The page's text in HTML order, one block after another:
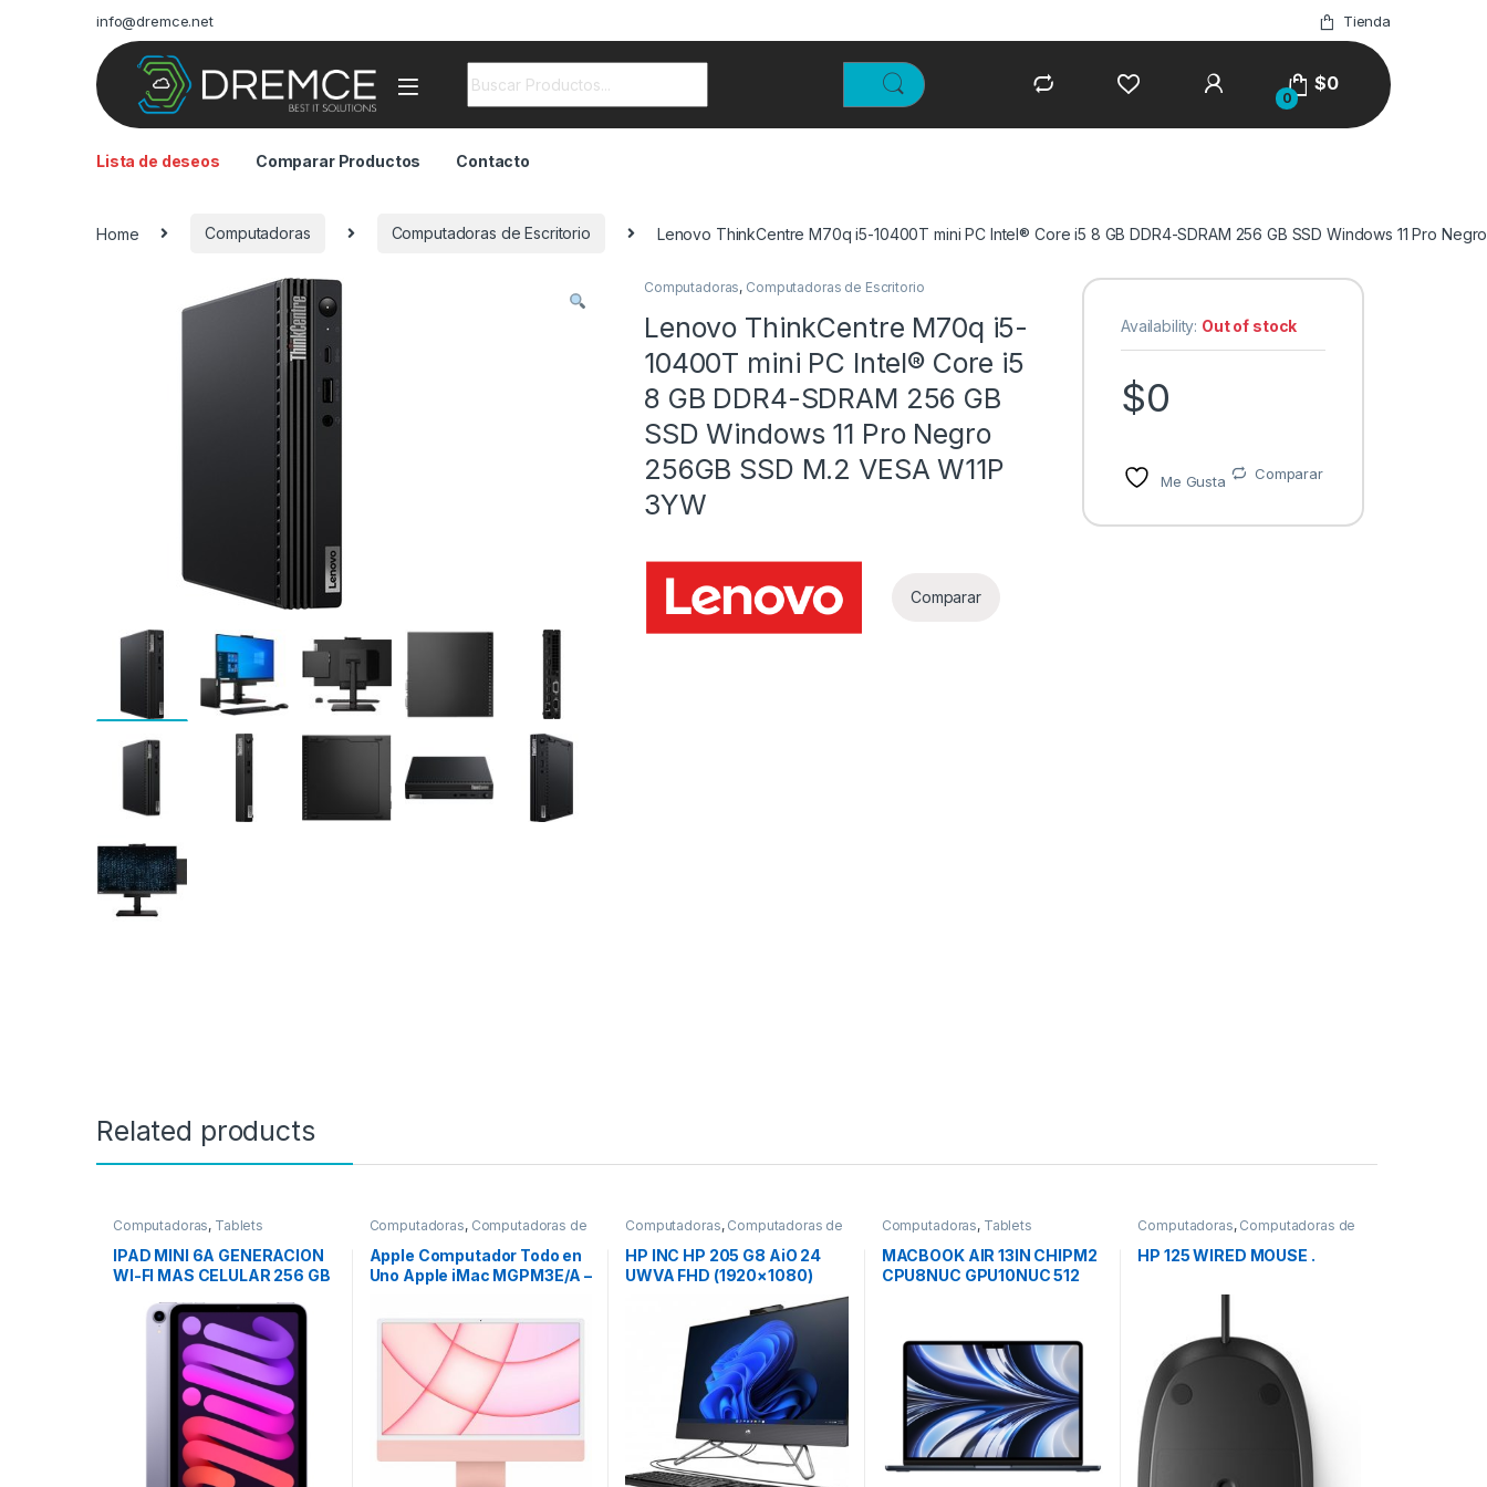
info@dremce.net Tienda
0
$0
Lista de deseos Comparar Productos Contacto
Home Computadoras Computadoras de Escritorio Lenovo ThinkCentre M70q i5-10400T mini PC Intel® Core i5 8 GB DDR4-SDRAM 256 GB SSD Windows 11 Pro Negro
Computadoras, Computadoras de Escritorio
Lenovo ThinkCentre M70q i5-
10400T mini PC Intel® Core i5
8 GB DDR4-SDRAM 256 GB
SSD Windows 11 Pro Negro
256GB SSD M.2 VESA W11P
3YW
Comparar
Availability: Out of stock
$0
Me Gusta Comparar
Related products
Computadoras, Tablets
IPAD MINI 6A GENERACION
WI-FI MAS CELULAR 256 GB
Computadoras, Computadoras de
Escritorio
Apple Computador Todo en
Uno Apple iMac MGPM3E/A –
núcleos) – 8GB RAM –
256GB SSD – 61cm (24″)
4480 x 2520 – De Escritorio
– Rosa – macOS Big Sur –
IEEE 802.11 a/b/g/n/ac/ax –
143W CPU 8N GPU 8N 256
GB ROSA
Computadoras, Computadoras de
Escritorio
HP INC HP 205 G8 AiO 24
UWVA FHD (1920×1080)
Contraste 3000:1, Stand
Ajustable -5 a +20°, AMD
Ryzen 3- 3250u hasta
3.5Ghz / Cache 4MB, SSD
512GB M.2, 8GB DDR4 (1
Sodimm LIBRE),NON_ODD,
Win11 PRO downgrade Win10
PRO 64bit, 1 Yr Wty, 24
8GBSSD 512GB WIN11P
Computadoras, Tablets
MACBOOK AIR 13IN CHIPM2
CPU8NUC GPU10NUC 512
Computadoras, Computadoras de
Escritorio
HP 125 WIRED MOUSE .